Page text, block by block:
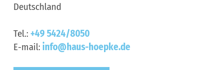
Deutschland
Tel.: +49 5424/8050
E-mail: info@haus-hoepke.de